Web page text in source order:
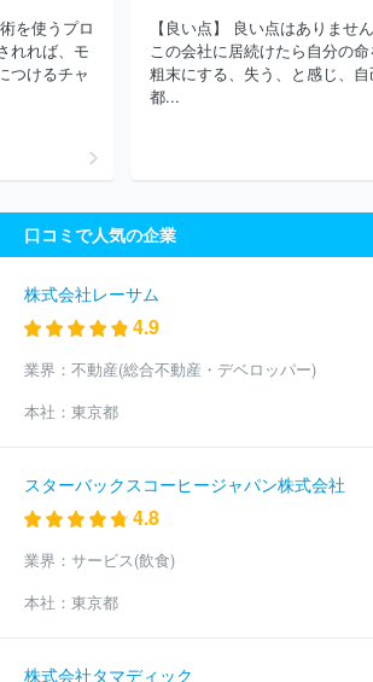
を使うプロ
れれば、モ
つけるチャ
【良い点】 良い点はありません
この会社に居続けたら自分の命
粗末にする、失う、と感じ、自
都...
口コミで人気の企業
株式会社レーサム
4.9
業界： 不動産(総合不動産・デベロッパー)
本社： 東京都
スターバックスコーヒージャパン株式会社
4.8
業界： サービス(飲食)
本社： 東京都
株式会社タマディック